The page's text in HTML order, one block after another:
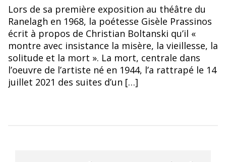
Boltanski Crédits : Franck Robichon - Maxppp
Lors de sa première exposition au théâtre du
Ranelagh en 1968, la poétesse Gisèle Prassinos
écrit à propos de Christian Boltanski qu’il «
montre avec insistance la misère, la vieillesse, la
solitude et la mort ». La mort, centrale dans
l’oeuvre de l’artiste né en 1944, l’a rattrapé le 14
juillet 2021 des suites d’un […]